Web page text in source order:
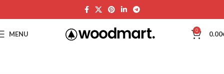
MENU 0 0.00